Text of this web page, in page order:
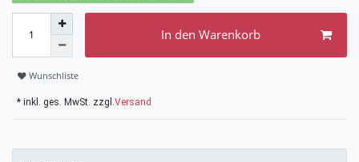
In den Warenkorb
Wunschliste
* inkl. ges. MwSt. zzgl. Versand